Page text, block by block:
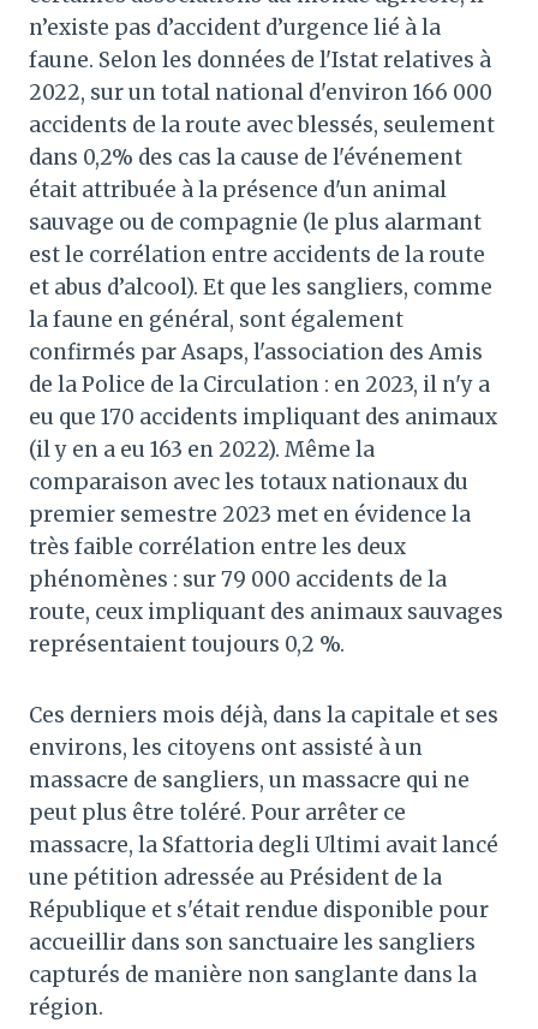
n’existe pas d’accident d’urgence lié à la
faune. Selon les données de l'Istat relatives à
2022, sur un total national d'environ 166 000
accidents de la route avec blessés, seulement
dans 0,2% des cas la cause de l'événement
était attribuée à la présence d'un animal
sauvage ou de compagnie (le plus alarmant
est le corrélation entre accidents de la route
et abus d’alcool). Et que les sangliers, comme
la faune en général, sont également
confirmés par Asaps, l'association des Amis
de la Police de la Circulation : en 2023, il n'y a
eu que 170 accidents impliquant des animaux
(il y en a eu 163 en 2022). Même la
comparaison avec les totaux nationaux du
premier semestre 2023 met en évidence la
très faible corrélation entre les deux
phénomènes : sur 79 000 accidents de la
route, ceux impliquant des animaux sauvages
représentaient toujours 0,2 %.
Ces derniers mois déjà, dans la capitale et ses
environs, les citoyens ont assisté à un
massacre de sangliers, un massacre qui ne
peut plus être toléré. Pour arrêter ce
massacre, la Sfattoria degli Ultimi avait lancé
une pétition adressée au Président de la
République et s'était rendue disponible pour
accueillir dans son sanctuaire les sangliers
capturés de manière non sanglante dans la
région.